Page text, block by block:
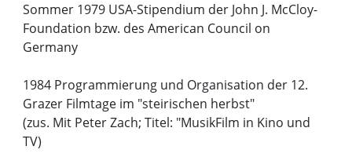
Sommer 1979 USA-Stipendium der John J. McCloy-
Foundation bzw. des American Council on
Germany
1984 Programmierung und Organisation der 12.
Grazer Filmtage im "steirischen herbst"
(zus. Mit Peter Zach; Titel: "MusikFilm in Kino und
TV)